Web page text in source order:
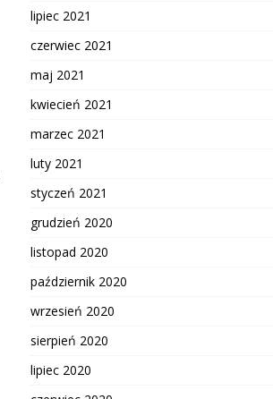
lipiec 2021
czerwiec 2021
maj 2021
kwiecień 2021
marzec 2021
luty 2021
styczeń 2021
grudzień 2020
listopad 2020
październik 2020
wrzesień 2020
sierpień 2020
lipiec 2020